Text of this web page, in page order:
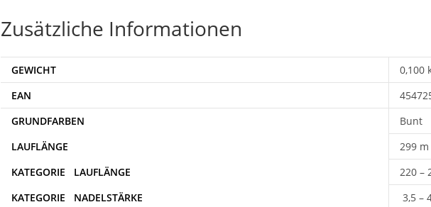
Zusätzliche Informationen
GEWICHT
0,100
EAN
Bunt
299 m
220 –
3,5 –